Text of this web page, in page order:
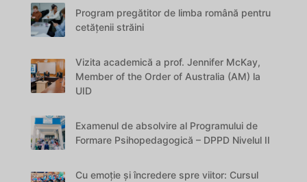
Program pregătitor de limba română pentru
cetățenii străini
Vizita academică a prof. Jennifer McKay,
Member of the Order of Australia (AM) la
UID
Examenul de absolvire al Programului de
Formare Psihopedagogică – DPPD Nivelul II
Cu emoție și încredere spre viitor: Cursul